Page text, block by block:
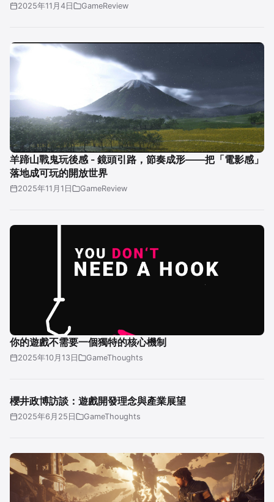
2025年11月4日 GameReview
羊蹄山戰鬼玩後感 - 鏡頭引路，節奏成形——把「電影感」
落地成可玩的開放世界
2025年11月1日 GameReview
你的遊戲不需要一個獨特的核心機制
2025年10月13日 GameThoughts
櫻井政博訪談：遊戲開發理念與產業展望
2025年6月25日 GameThoughts